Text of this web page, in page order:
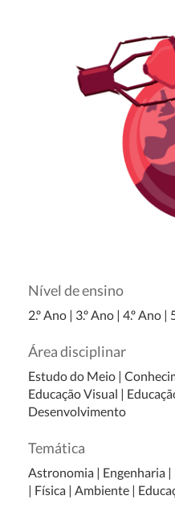
Nível de ensino
2.º Ano | 3.º Ano | 4.º Ano |
Área disciplinar
Estudo do Meio |
Educação Visual |
Desenvolvimento
Temática
Astronomia | Engenharia |
| Física | Ambiente |